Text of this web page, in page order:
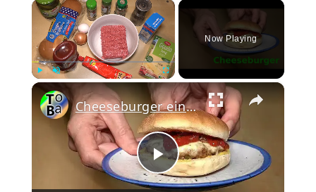
×
Unmute Fullscreen
Now Playing
×
Play
Cheeseburger einfach & schnell zubereiten